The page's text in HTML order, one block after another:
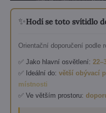
✨Hodí se toto svítidlo
Orientační doporučení podle
✅ Jako hlavní osvětlení:
✅ Ideální do: větší obývací
místnosti
✅ Ve větším prostoru: